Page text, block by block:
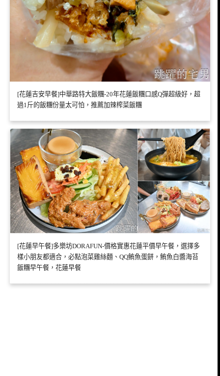
[花蓮吉安早餐]中華路特大飯糰-20年花蓮飯糰口感Q彈超級好，超
過1斤的飯糰份量太可怕，推薦加辣榨菜飯糰
[花蓮早午餐]多樂坊DORAFUN-價格實惠花蓮平價早午餐，選擇多
樣小朋友都適合，必點泡菜雞絲麵、QQ鮪魚蛋餅，鮪魚白醬海苔
飯糰早午餐，花蓮早餐